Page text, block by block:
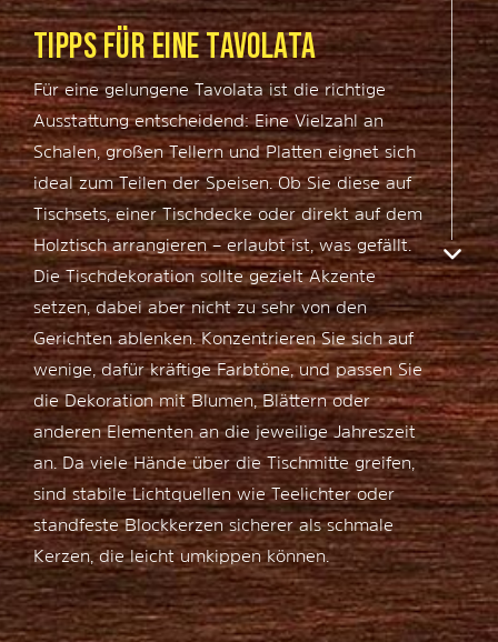
TIPPS FÜR EINE TAVOLATA
Für eine gelungene Tavolata ist die richtige
Ausstattung entscheidend: Eine Vielzahl an
Schalen, großen Tellern und Platten eignet sich
ideal zum Teilen der Speisen. Ob Sie diese auf
Tischsets, einer Tischdecke oder direkt auf dem
Holztisch arrangieren – erlaubt ist, was gefällt.
Die Tischdekoration sollte gezielt Akzente
setzen, dabei aber nicht zu sehr von den
Gerichten ablenken. Konzentrieren Sie sich auf
wenige, dafür kräftige Farbtöne, und passen Sie
die Dekoration mit Blumen, Blättern oder
anderen Elementen an die jeweilige Jahreszeit
an. Da viele Hände über die Tischmitte greifen,
sind stabile Lichtquellen wie Teelichter oder
standfeste Blockkerzen sicherer als schmale
Kerzen, die leicht umkippen können.